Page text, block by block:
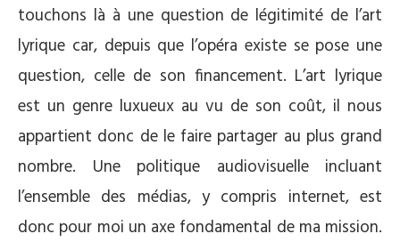
touchons là à une question de légitimité de l’art
lyrique car, depuis que l’opéra existe se pose une
question, celle de son financement. L’art lyrique
est un genre luxueux au vu de son coût, il nous
appartient donc de le faire partager au plus grand
nombre. Une politique audiovisuelle incluant
l’ensemble des médias, y compris internet, est
donc pour moi un axe fondamental de ma mission.